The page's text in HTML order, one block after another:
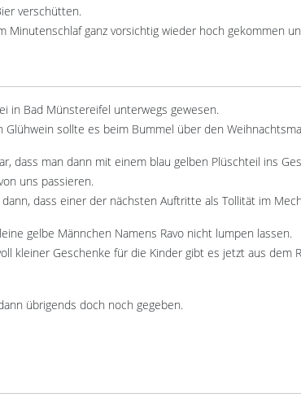
verschütten.
Minutenschlaf ganz vorsichtig wieder hoch gekommen
in Bad Münstereifel unterwegs gewesen.
Glühwein sollte es beim Bummel über den
dass man dann mit einem blau gelben Plüschteil ins
uns passieren.
dass einer der nächsten Auftritte als Tollität im
gelbe Männchen Namens Ravo nicht lumpen lassen.
kleiner Geschenke für die Kinder gibt es jetzt aus dem
übrigends doch noch gegeben.